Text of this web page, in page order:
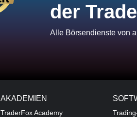
der
Alle Börsendienste von
AKADEMIEN
TraderFox Academy